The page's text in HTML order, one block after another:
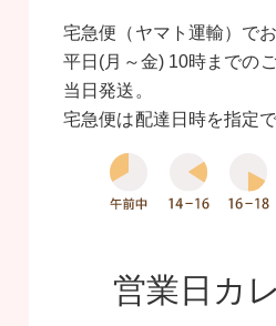
宅急便（ヤマト運輸）で
平日(月～金) 10時までの
当日発送。
宅急便は配達日時を指定で
営業日カ